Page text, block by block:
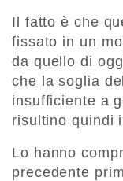
Il fatto è che
fissato in un
da quello di
che la soglia
insufficiente a
risultino quindi
Lo hanno
precedente